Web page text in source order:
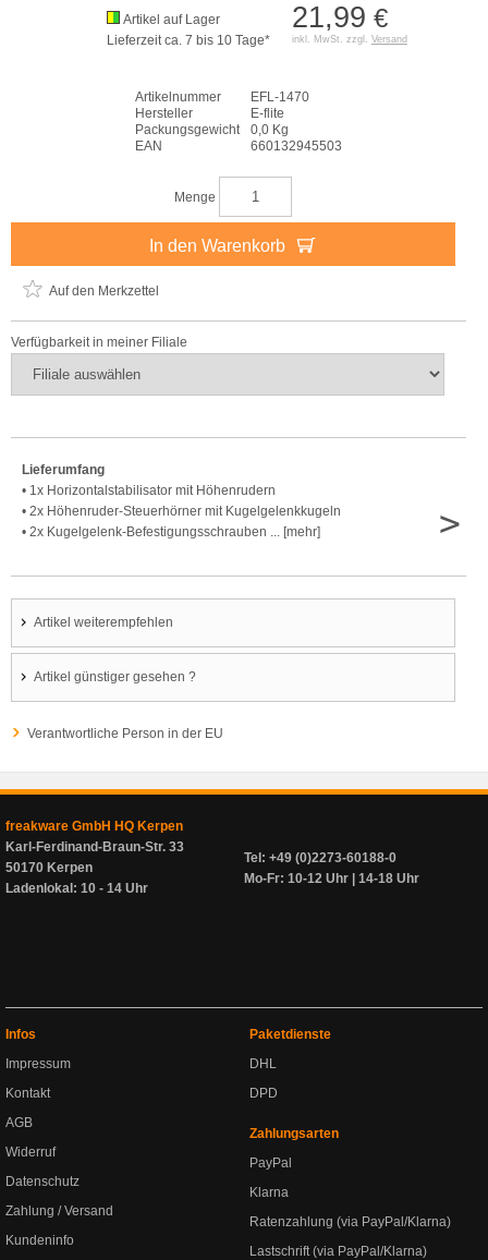
21,99 €
inkl. MwSt. zzgl. Versand
Artikel auf Lager
Lieferzeit ca. 7 bis 10 Tage*
Artikelnummer
EFL-1470
Hersteller
E-flite
Packungsgewicht
0,0 Kg
EAN
660132945503
Menge
In den Warenkorb
Auf den Merkzettel
Verfügbarkeit in meiner Filiale
Lieferumfang
• 1x Horizontalstabilisator mit Höhenrudern
• 2x Höhenruder-Steuerhörner mit Kugelgelenkkugeln
• 2x Kugelgelenk-Befestigungsschrauben ... [mehr]
>
Artikel weiterempfehlen
Artikel günstiger gesehen ?
Verantwortliche Person in der EU
freakware GmbH HQ Kerpen
Karl-Ferdinand-Braun-Str. 33
50170 Kerpen
Ladenlokal: 10 - 14 Uhr
Tel: +49 (0)2273-60188-0
Mo-Fr: 10-12 Uhr | 14-18 Uhr
Infos
Impressum
Kontakt
AGB
Widerruf
Datenschutz
Zahlung / Versand
Kundeninfo
Paketdienste
DHL
DPD
Zahlungsarten
PayPal
Klarna
Ratenzahlung (via PayPal/Klarna)
Lastschrift (via PayPal/Klarna)